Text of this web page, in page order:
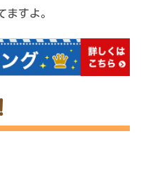
ますよ。